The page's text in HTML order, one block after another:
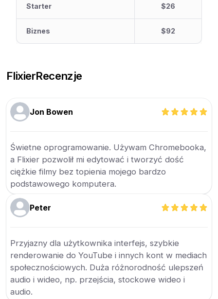
Starter $26
Biznes $92
FlixierRecenzje
Jon Bowen
Świetne oprogramowanie. Używam Chromebooka,
a Flixier pozwolił mi edytować i tworzyć dość
ciężkie filmy bez topienia mojego bardzo
podstawowego komputera.
Peter
Przyjazny dla użytkownika interfejs, szybkie
renderowanie do YouTube i innych kont w mediach
społecznościowych. Duża różnorodność ulepszeń
audio i wideo, np. przejścia, stockowe wideo i
audio.